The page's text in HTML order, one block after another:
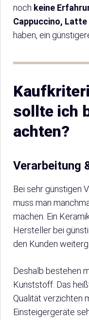
noch keine
Cappuccino,
haben, ein
sollte ich
achten?
Verarbeitung
Bei sehr günstigen
muss man
machen. Ein
Hersteller bei
den Kunden
Deshalb bestehen
Kunststoff. Das
Qualität verzichten
Einsteigergeräte